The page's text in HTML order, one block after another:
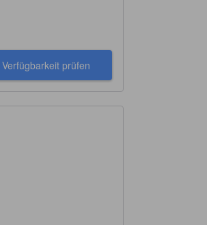
Verfügbarkeit prüfen